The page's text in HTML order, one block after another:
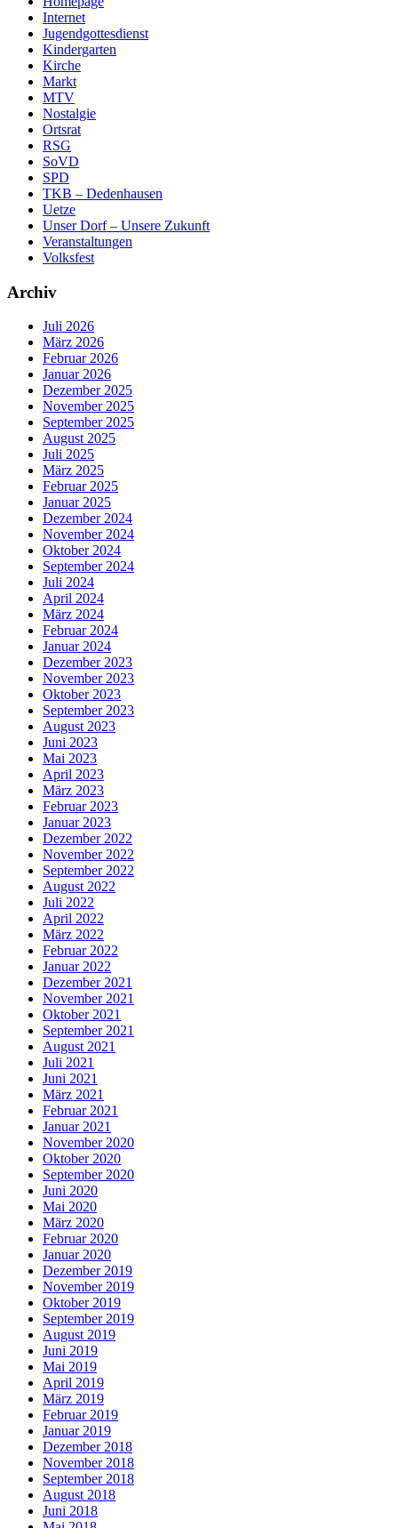
Internet
Jugendgottesdienst
Kindergarten
Kirche
Markt
MTV
Nostalgie
Ortsrat
RSG
SoVD
SPD
TKB – Dedenhausen
Uetze
Unser Dorf – Unsere Zukunft
Veranstaltungen
Volksfest
Archiv
Juli 2026
März 2026
Februar 2026
Januar 2026
Dezember 2025
November 2025
September 2025
August 2025
Juli 2025
März 2025
Februar 2025
Januar 2025
Dezember 2024
November 2024
Oktober 2024
September 2024
Juli 2024
April 2024
März 2024
Februar 2024
Januar 2024
Dezember 2023
November 2023
Oktober 2023
September 2023
August 2023
Juni 2023
Mai 2023
April 2023
März 2023
Februar 2023
Januar 2023
Dezember 2022
November 2022
September 2022
August 2022
Juli 2022
April 2022
März 2022
Februar 2022
Januar 2022
Dezember 2021
November 2021
Oktober 2021
September 2021
August 2021
Juli 2021
Juni 2021
März 2021
Februar 2021
Januar 2021
November 2020
Oktober 2020
September 2020
Juni 2020
Mai 2020
März 2020
Februar 2020
Januar 2020
Dezember 2019
November 2019
Oktober 2019
September 2019
August 2019
Juni 2019
Mai 2019
April 2019
März 2019
Februar 2019
Januar 2019
Dezember 2018
November 2018
September 2018
August 2018
Juni 2018